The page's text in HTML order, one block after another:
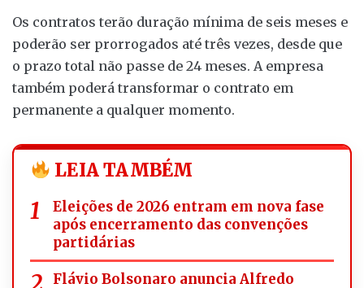
Os contratos terão duração mínima de seis meses e
poderão ser prorrogados até três vezes, desde que
o prazo total não passe de 24 meses. A empresa
também poderá transformar o contrato em
permanente a qualquer momento.
LEIA TAMBÉM
Eleições de 2026 entram em nova fase
após encerramento das convenções
partidárias
Flávio Bolsonaro anuncia Alfredo